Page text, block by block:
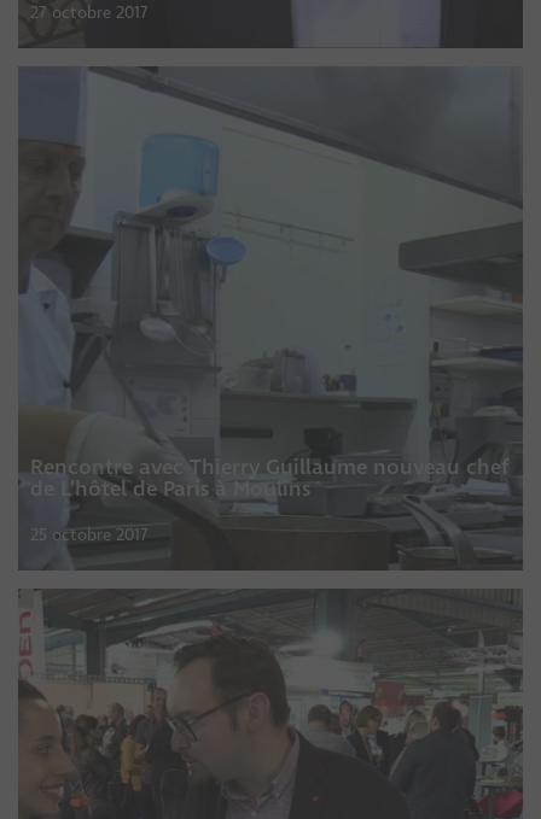
27 octobre 2017
Rencontre avec Thierry Guillaume nouveau chef
de L’hôtel de Paris à Moulins
25 octobre 2017